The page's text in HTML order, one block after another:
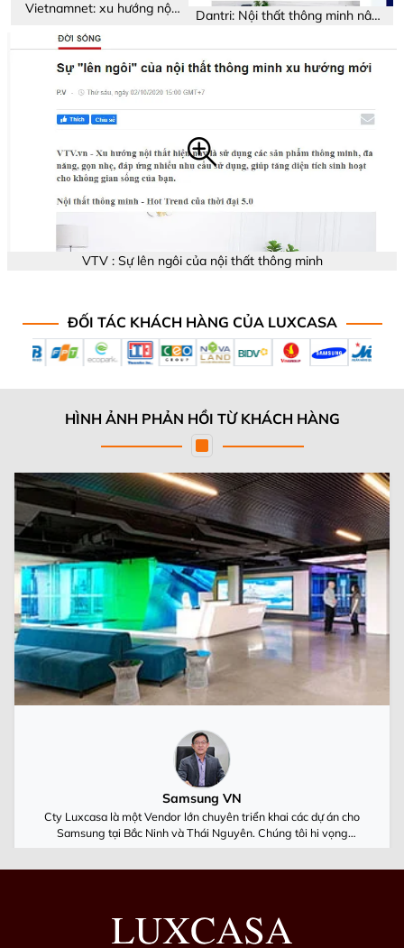
Vietnamnet: xu hướng nội
Dantri: Nội thất thông minh nâng
VTV : Sự lên ngôi của nội thất thông minh
ĐỐI TÁC KHÁCH HÀNG CỦA LUXCASA
HÌNH ẢNH PHẢN HỒI TỪ KHÁCH HÀNG
Samsung VN
Cty Luxcasa là một Vendor lớn chuyên triển khai các dự án cho
Samsung tại Bắc Ninh và Thái Nguyên. Chúng tôi hi vọng